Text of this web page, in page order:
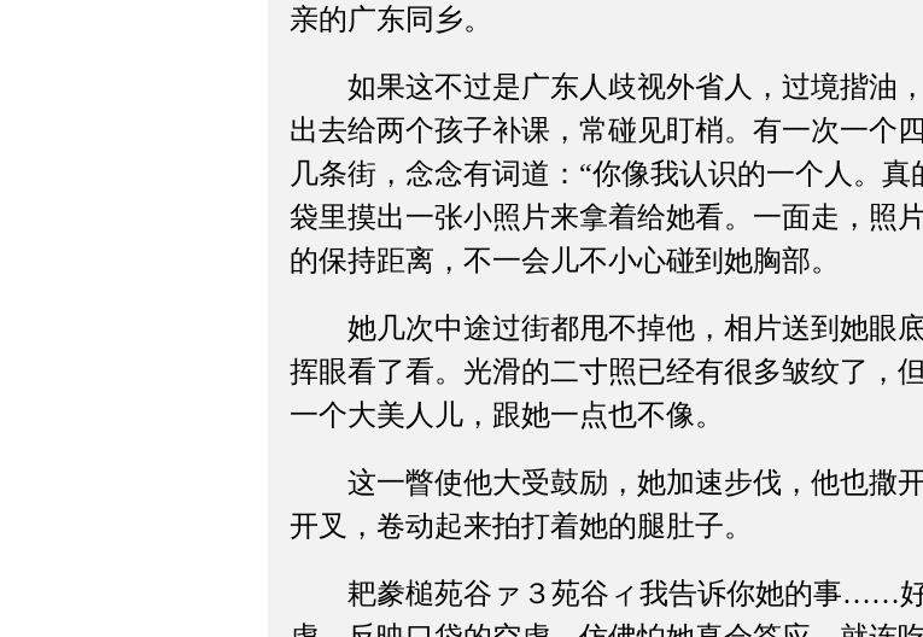
亲的广东同乡。
如果这不过是广东人歧视外省人，过境揩油，
出去给两个孩子补课，常碰见盯梢。有一次一个
几条街，念念有词道：“你像我认识的一个人。
袋里摸出一张小照片来拿着给她看。一面走，照
的保持距离，不一会儿不小心碰到她胸部。
她几次中途过街都甩不掉他，相片送到她眼底
挥眼看了看。光滑的二寸照已经有很多皱纹了，
一个大美人儿，跟她一点也不像。
这一瞥使他大受鼓励，她加速步伐，他也撒
开叉，卷动起来拍打着她的腿肚子。
耙豢槌苑谷ァ３苑谷ィ我告诉你她的事……好